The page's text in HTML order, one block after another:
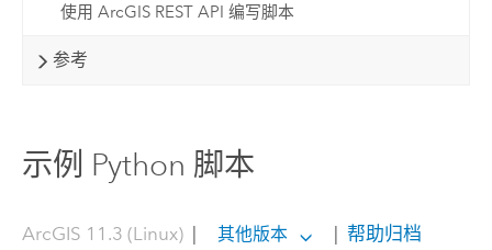
使用 ArcGIS REST API 编写脚本
参考
示例 Python 脚本
ArcGIS 11.3 (Linux)| 其他版本 帮助归档